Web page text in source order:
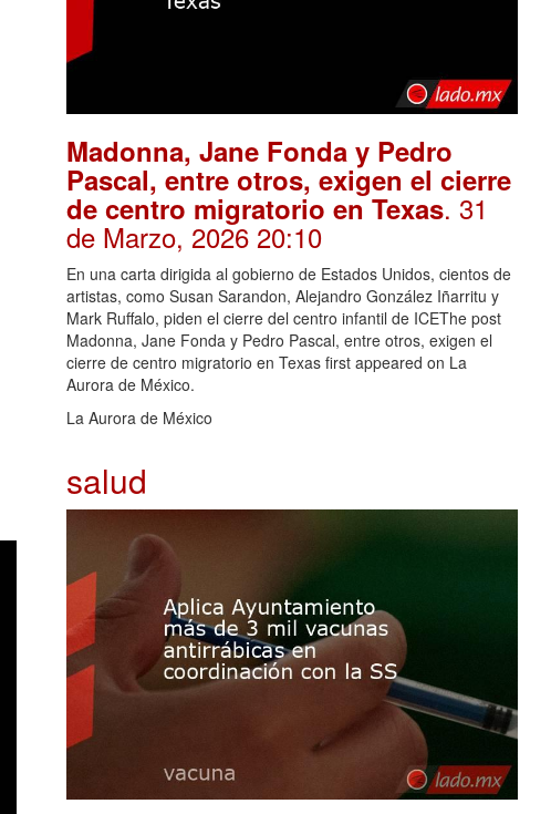
Madonna, Jane Fonda y Pedro
Pascal, entre otros, exigen el cierre
de centro migratorio en Texas. 31
de Marzo, 2026 20:10
En una carta dirigida al gobierno de Estados Unidos, cientos de
artistas, como Susan Sarandon, Alejandro González Iñarritu y
Mark Ruffalo, piden el cierre del centro infantil de ICEThe post
Madonna, Jane Fonda y Pedro Pascal, entre otros, exigen el
cierre de centro migratorio en Texas first appeared on La
Aurora de México.
La Aurora de México
salud